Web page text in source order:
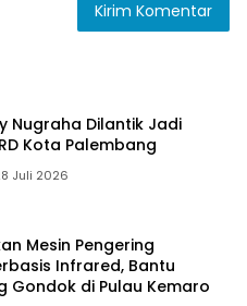
Nugraha Dilantik Jadi
Kota Palembang
Juli 2026
Mesin Pengering
Infrared, Bantu
Gondok di Pulau Kemaro